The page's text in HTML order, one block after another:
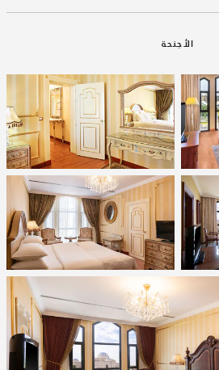
الأجنحة